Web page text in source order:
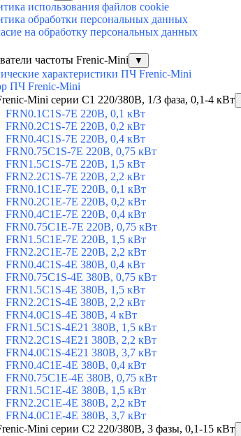
использования файлов cookie
обработки персональных данных
на обработку персональных данных
частоты Frenic-Mini ▼
характеристики ПЧ Frenic-Mini
ПЧ Frenic-Mini
Mini серии C1 220/380В, 1/3 фаза, 0,1-4 кВт
FRN0.1C1S-7E 220В, 0,1 кВт
FRN0.2C1S-7E 220В, 0,2 кВт
FRN0.4C1S-7E 220В, 0,4 кВт
FRN0.75C1S-7E 220В, 0,75 кВт
FRN1.5C1S-7E 220В, 1,5 кВт
FRN2.2C1S-7E 220В, 2,2 кВт
FRN0.1C1E-7E 220В, 0,1 кВт
FRN0.2C1E-7E 220В, 0,2 кВт
FRN0.4C1E-7E 220В, 0,4 кВт
FRN0.75C1E-7E 220В, 0,75 кВт
FRN1.5C1E-7E 220В, 1,5 кВт
FRN2.2C1E-7E 220В, 2,2 кВт
FRN0.4C1S-4E 380В, 0,4 кВт
FRN0.75C1S-4E 380В, 0,75 кВт
FRN1.5C1S-4E 380В, 1,5 кВт
FRN2.2C1S-4E 380В, 2,2 кВт
FRN4.0C1S-4E 380В, 4 кВт
FRN1.5C1S-4E21 380В, 1,5 кВт
FRN2.2C1S-4E21 380В, 2,2 кВт
FRN4.0C1S-4E21 380В, 3,7 кВт
FRN0.4C1E-4E 380В, 0,4 кВт
FRN0.75C1E-4E 380В, 0,75 кВт
FRN1.5C1E-4E 380В, 1,5 кВт
FRN2.2C1E-4E 380В, 2,2 кВт
FRN4.0C1E-4E 380В, 3,7 кВт
Mini серии С2 220/380В, 3 фазы, 0,1-15 кВт